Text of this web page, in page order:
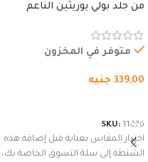
من جلد بولي يوريثين الناعم
وسوستة.
متوفر في المخزون
339,00 جنيه
SKU: 11076
اختيار المقاس بعناية قبل إضافة هذه
الشنطة إلى سلة التسوق الخاصة بك،